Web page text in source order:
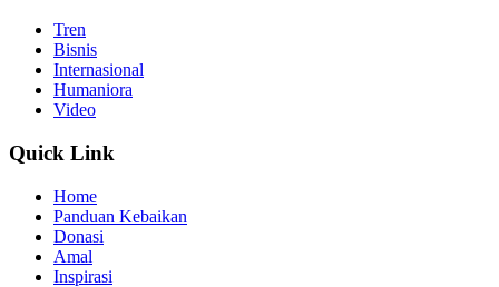
Tren
Bisnis
Internasional
Humaniora
Video
Quick Link
Home
Panduan Kebaikan
Donasi
Amal
Inspirasi